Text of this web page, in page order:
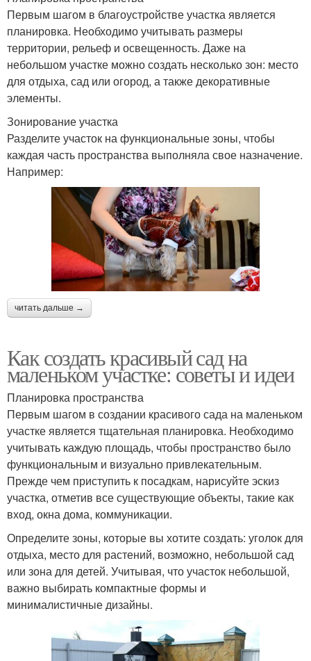
Первым шагом в благоустройстве участка является
планировка. Необходимо учитывать размеры
территории, рельеф и освещенность. Даже на
небольшом участке можно создать несколько зон: место
для отдыха, сад или огород, а также декоративные
элементы.
Зонирование участка
Разделите участок на функциональные зоны, чтобы
каждая часть пространства выполняла свое назначение.
Например:
читать дальше →
Как создать красивый сад на
маленьком участке: советы и идеи
Планировка пространства
Первым шагом в создании красивого сада на маленьком
участке является тщательная планировка. Необходимо
учитывать каждую площадь, чтобы пространство было
функциональным и визуально привлекательным.
Прежде чем приступить к посадкам, нарисуйте эскиз
участка, отметив все существующие объекты, такие как
вход, окна дома, коммуникации.
Определите зоны, которые вы хотите создать: уголок для
отдыха, место для растений, возможно, небольшой сад
или зона для детей. Учитывая, что участок небольшой,
важно выбирать компактные формы и
минималистичные дизайны.